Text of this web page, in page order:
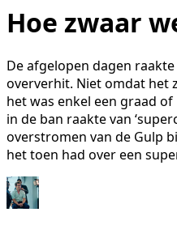
Hoe zwaar
De afgelopen dagen
oververhit. Niet omdat het
het was enkel een graad
in de ban raakte van
overstromen van de Gulp
het toen had over een